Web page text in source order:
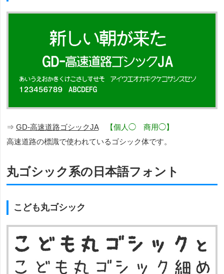
⇒ GD-高速道路ゴシックJA
【個人◯ 商用◯】
高速道路の標識で使われているゴシック体です。
丸ゴシック系の日本語フォント
こども丸ゴシック